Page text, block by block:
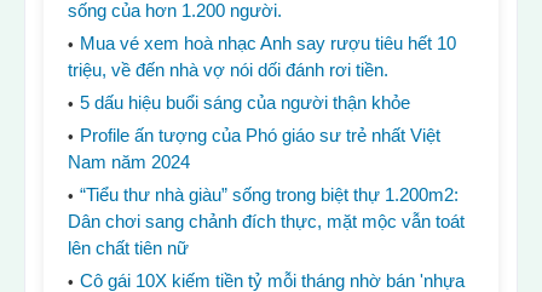
sống của hơn 1.200 người.
Mua vé xem hoà nhạc Anh say rượu tiêu hết 10
triệu, về đến nhà vợ nói dối đánh rơi tiền.
5 dấu hiệu buổi sáng của người thận khỏe
Profile ấn tượng của Phó giáo sư trẻ nhất Việt
Nam năm 2024
“Tiểu thư nhà giàu” sống trong biệt thự 1.200m2:
Dân chơi sang chảnh đích thực, mặt mộc vẫn toát
lên chất tiên nữ
Cô gái 10X kiếm tiền tỷ mỗi tháng nhờ bán 'nhựa